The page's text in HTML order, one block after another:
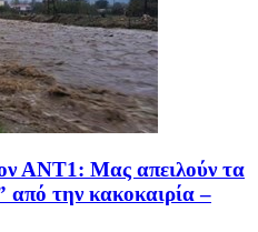
ΑΝΤ1: Μας απειλούν τα
την κακοκαιρία –